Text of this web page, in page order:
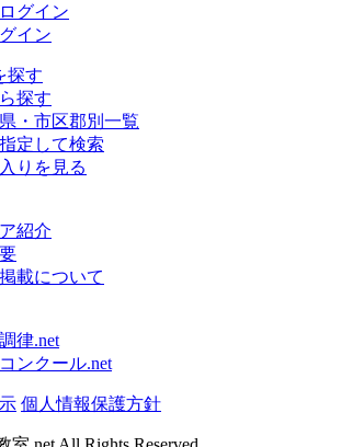
グイン
イン
探す
探す
・市区郡別一覧
定して検索
りを見る
紹介
載について
律.net
ンクール.net
個人情報保護方針